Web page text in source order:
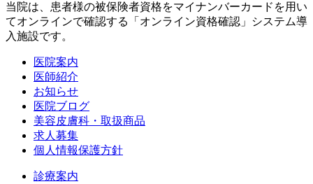
当院は、患者様の被保険者資格をマイナンバーカードを用い
てオンラインで確認する「オンライン資格確認」システム導
入施設です。
医院案内
医師紹介
お知らせ
医院ブログ
美容皮膚科・取扱商品
求人募集
個人情報保護方針
診療案内